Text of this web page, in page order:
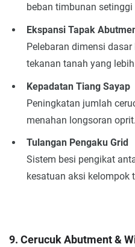
beban timbunan setinggi
Ekspansi Tapak
Pelebaran dimensi
tekanan tanah yang lebih
Kepadatan Tiang Sayap
Peningkatan jumlah
menahan longsoran oprit.
Tulangan Pengaku Grid
Sistem besi pengikat
kesatuan aksi kelompok
9. Cerucuk Abutment &